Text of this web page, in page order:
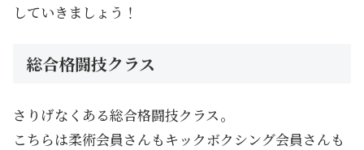
していきましょう！
総合格闘技クラス
さりげなくある総合格闘技クラス。
こちらは柔術会員さんもキックボクシング会員さんも